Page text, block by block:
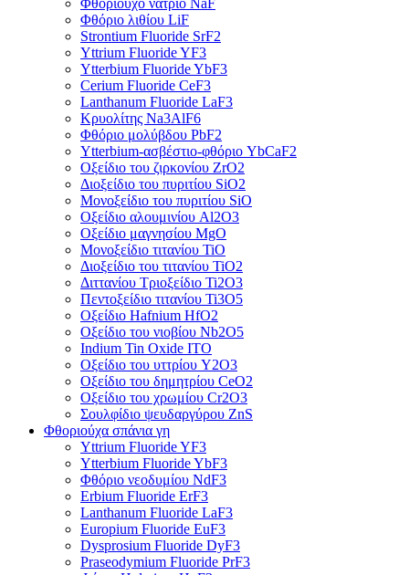
Φθόριο λιθίου LiF
Strontium Fluoride SrF2
Yttrium Fluoride YF3
Ytterbium Fluoride YbF3
Cerium Fluoride CeF3
Lanthanum Fluoride LaF3
Κρυολίτης Na3AlF6
Φθόριο μολύβδου PbF2
Ytterbium-ασβέστιο-φθόριο YbCaF2
Οξείδιο του ζιρκονίου ZrO2
Διοξείδιο του πυριτίου SiO2
Μονοξείδιο του πυριτίου SiO
Οξείδιο αλουμινίου Al2O3
Οξείδιο μαγνησίου MgO
Μονοξείδιο τιτανίου TiO
Διοξείδιο του τιτανίου TiO2
Διττανίου Τριοξείδιο Ti2O3
Πεντοξείδιο τιτανίου Ti3O5
Οξείδιο Hafnium HfO2
Οξείδιο του νιοβίου Nb2O5
Indium Tin Oxide ITO
Οξείδιο του υττρίου Y2O3
Οξείδιο του δημητρίου CeO2
Οξείδιο του χρωμίου Cr2O3
Σουλφίδιο ψευδαργύρου ZnS
Φθοριούχα σπάνια γη
Yttrium Fluoride YF3
Ytterbium Fluoride YbF3
Φθόριο νεοδυμίου NdF3
Erbium Fluoride ErF3
Lanthanum Fluoride LaF3
Europium Fluoride EuF3
Dysprosium Fluoride DyF3
Praseodymium Fluoride PrF3